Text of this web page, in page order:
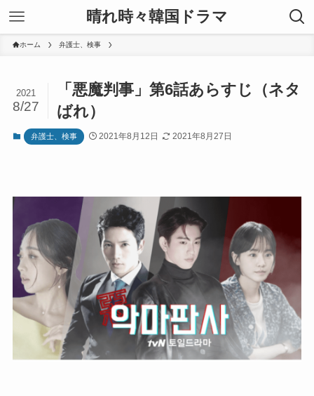
晴れ時々韓国ドラマ
ホーム 弁護士、検事
「悪魔判事」第6話あらすじ（ネタ
ばれ）
2021
8/27
弁護士、検事 2021年8月12日 2021年8月27日